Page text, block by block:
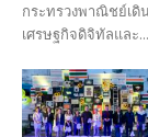
กระทรวงพาณิชย์เดิ
เศรษฐกิจดิจิทัลและ...